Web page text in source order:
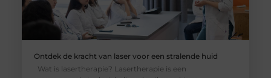
Ontdek de kracht van laser voor een stralende huid
Wat is lasertherapie? Lasertherapie is een